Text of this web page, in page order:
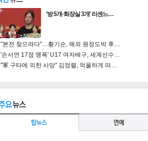
'방 5개·화장실 3개' 리센느…
"본전 찾으려다"…황기순, 해외 원정도박 후…
'손서연 17점 맹폭' U17 여자배구, 세계선수…
"軍 구타에 의한 사망" 김정렬, 억울하게 떠…